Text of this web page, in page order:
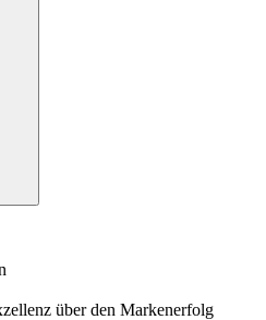
über den Markenerfolg